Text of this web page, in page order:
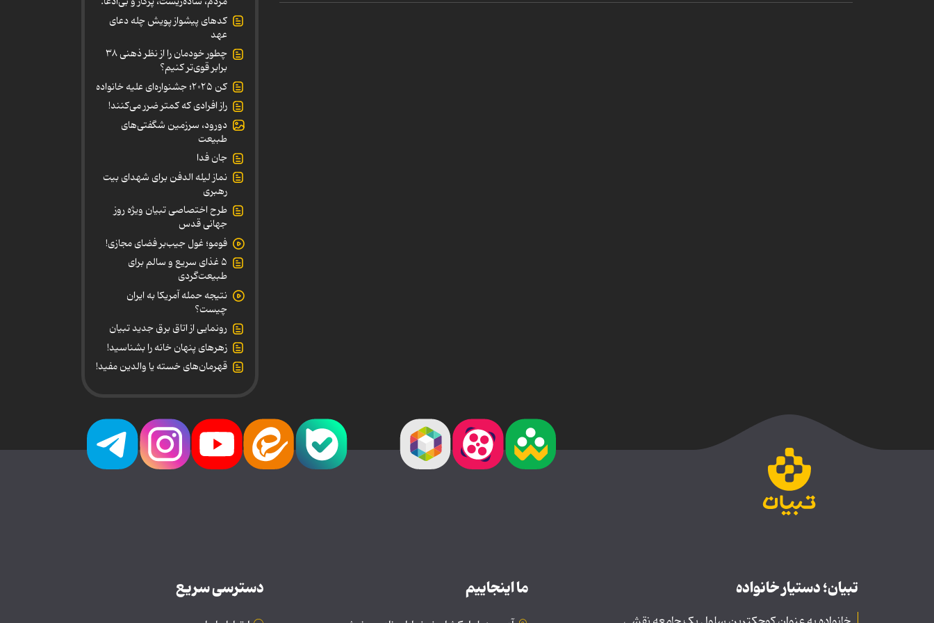
کدهای پیشواز پویش چله دعای
عهد
چطور خودمان را از نظر ذهنی ۳۸
برابر قوی‌تر کنیم؟
کن ۲۰۲۵؛ جشنواره‌ای علیه خانواده
راز افرادی که کمتر ضرر می‌کنند!
دورود، سرزمین شگفتی‌های
طبیعت
جان فدا
نماز لیله الدفن برای شهدای بیت
رهبری
طرح اختصاصی تبیان ویژه روز
جهانی قدس
فومو؛ غول جیب‌بر فضای مجازی!
۵ غذای سریع و سالم برای
طبیعت‌گردی
نتیجه حمله آمریکا به ایران
چیست؟
رونمایی از اتاق برق جدید تبیان
زهرهای پنهان خانه را بشناسید!
قهرمان‌های خسته یا والدین مفید!
تبیان؛ دستیار خانواده ما اینجاییم دسترسی سریع